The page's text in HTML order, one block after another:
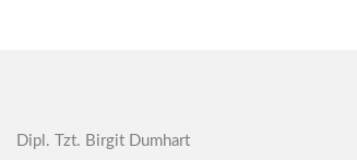
Dipl. Tzt. Birgit Dumhart